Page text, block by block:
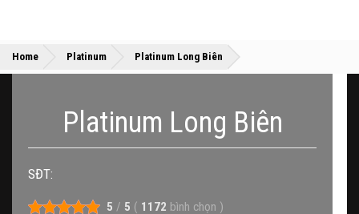
Home »
Platinum »
Platinum Long Biên
Platinum Long Biên
SĐT:
5 / 5 ( 1172 bình chọn )